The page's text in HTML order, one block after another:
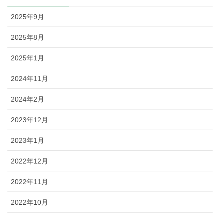
2025年9月
2025年8月
2025年1月
2024年11月
2024年2月
2023年12月
2023年1月
2022年12月
2022年11月
2022年10月